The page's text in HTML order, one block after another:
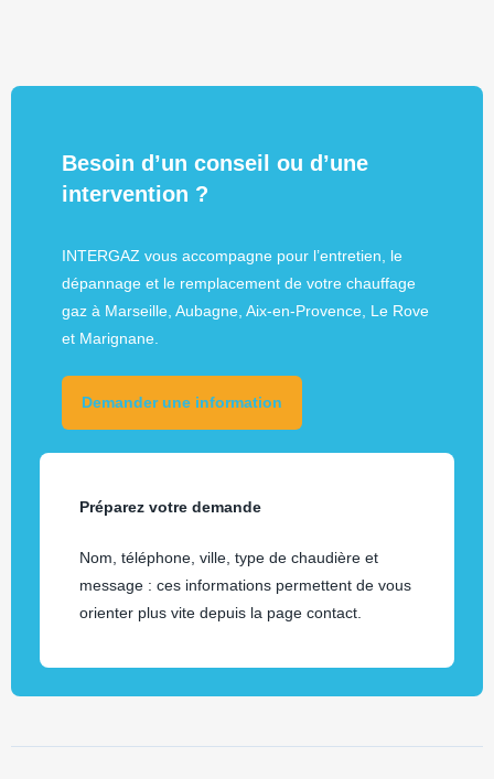
Besoin d’un conseil ou d’une
intervention ?
INTERGAZ vous accompagne pour l’entretien, le
dépannage et le remplacement de votre chauffage
gaz à Marseille, Aubagne, Aix-en-Provence, Le Rove
et Marignane.
Demander une information
Préparez votre demande
Nom, téléphone, ville, type de chaudière et
message : ces informations permettent de vous
orienter plus vite depuis la page contact.